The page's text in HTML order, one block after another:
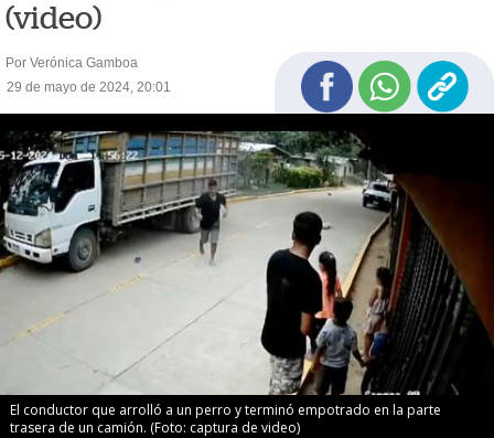
(video)
Por Verónica Gamboa
29 de mayo de 2024, 20:01
El conductor que arrolló a un perro y terminó empotrado en la parte
trasera de un camión. (Foto: captura de video)